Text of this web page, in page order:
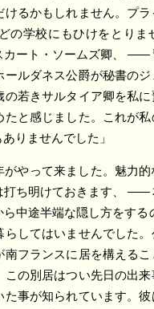
るかもしれません。プ
の学校にもひけをとりま
カート・ソームズ卿、――
ルダネス公爵が秘書の
若きサルタイア卿を私
と感じました。これが
りませんでした」
がやって来ました。魅力
打ち明けておきます、――
中途半端な隠し方をする
してはいませんでした
フランスに居を構える
の別居はつい先日の出
事が知られています。